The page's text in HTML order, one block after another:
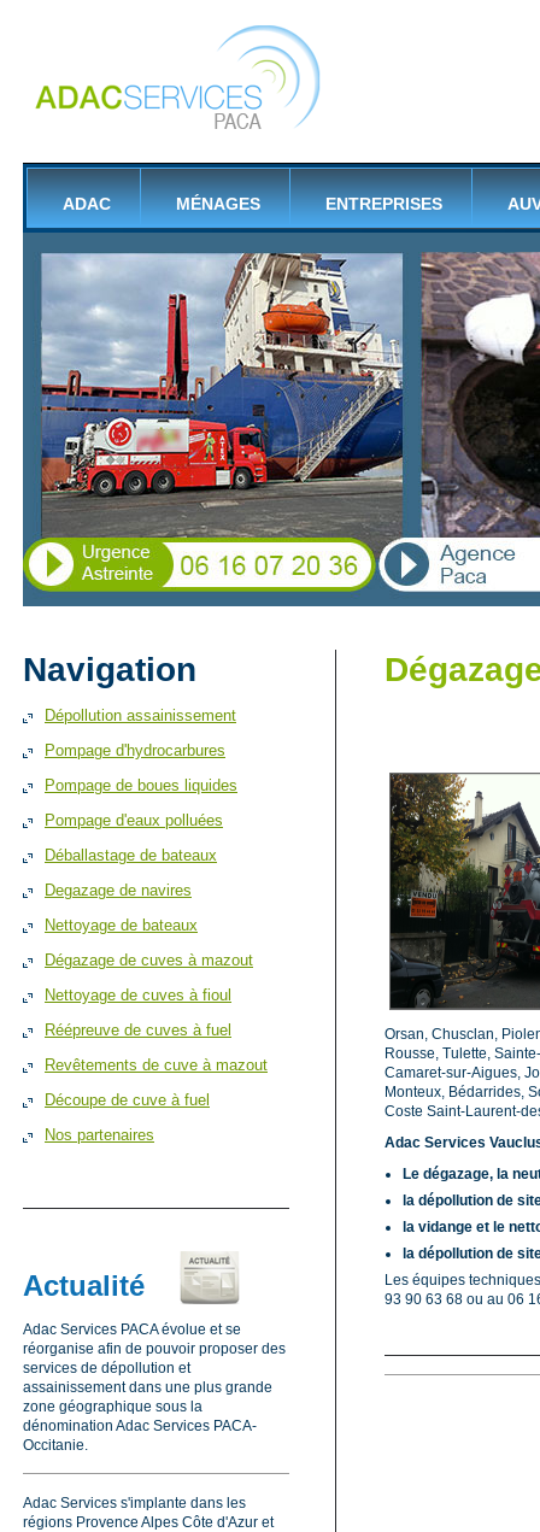
ADAC MÉNAGES ENTREPRISES
Navigation
Dépollution assainissement
Pompage d'hydrocarbures
Pompage de boues liquides
Pompage d'eaux polluées
Déballastage de bateaux
Degazage de navires
Nettoyage de bateaux
Dégazage de cuves à mazout
Nettoyage de cuves à fioul
Réépreuve de cuves à fuel
Revêtements de cuve à mazout
Découpe de cuve à fuel
Nos partenaires
Actualité
Adac Services PACA évolue et se
réorganise afin de pouvoir proposer des
services de dépollution et
assainissement dans une plus grande
zone géographique sous la
dénomination Adac Services PACA-
Occitanie.
Adac Services s'implante dans les
régions Provence Alpes Côte d'Azur et
Orsan, Chusclan,
Rousse, Tulette,
Camaret-sur-Aigues,
Monteux, Bédarrides,
Coste Saint-Laurent-
Adac Services
Le dégazage, la
la dépollution de
la vidange et le
la dépollution de
Les équipes
93 90 63 68 ou au 06